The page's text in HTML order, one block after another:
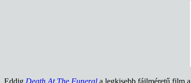
Eddig Death At The Funeral a legkisebb fájlméretű film